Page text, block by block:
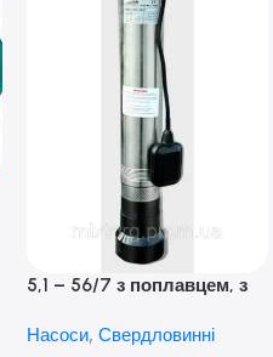
5,1 – 56/7 з поплавцем, з
(оригінал Польща)
Насоси, Свердловинні